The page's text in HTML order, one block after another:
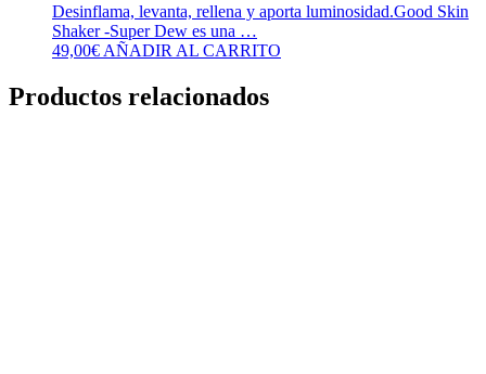
Desinflama, levanta, rellena y aporta luminosidad.Good Skin
Shaker -Super Dew es una …
49,00€ AÑADIR AL CARRITO
Productos relacionados